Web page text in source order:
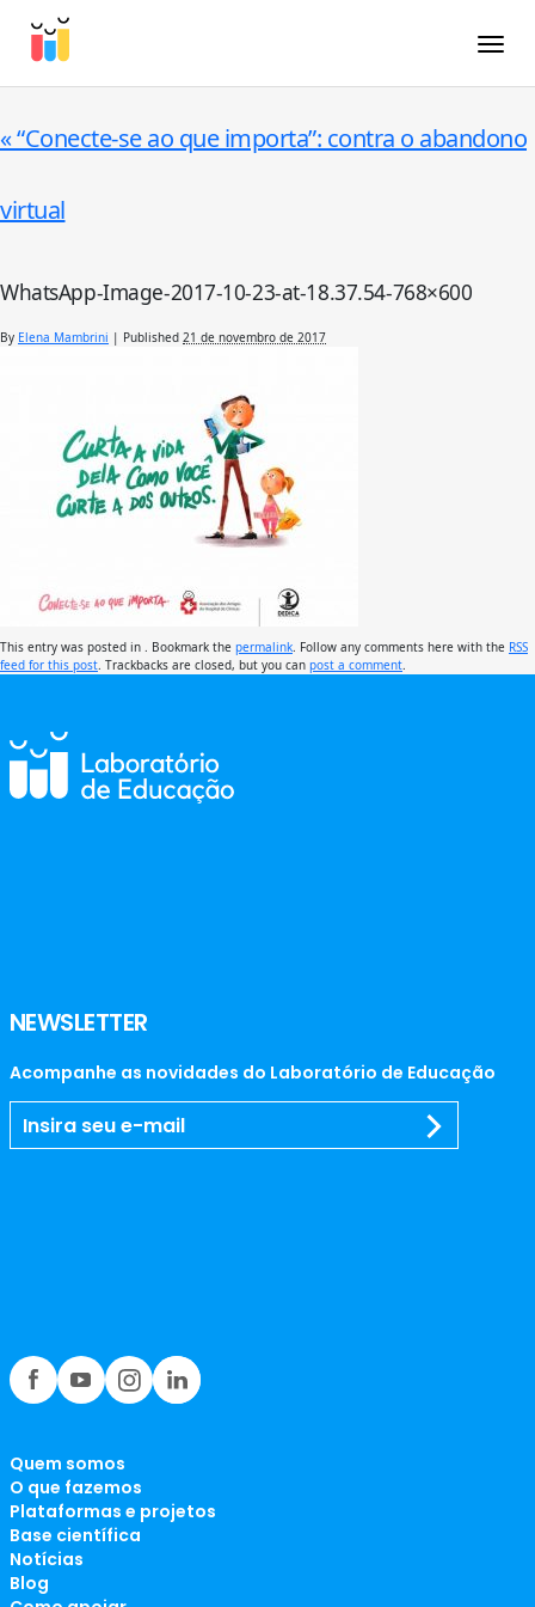
«“Conecte-se ao que importa”: contra o abandono
virtual
WhatsApp-Image-2017-10-23-at-18.37.54-768×600
By Elena Mambrini | Published 21 de novembro de 2017
This entry was posted in . Bookmark the permalink . Follow any comments here with the RSS
feed for this post . Trackbacks are closed, but you can post a comment
NEWSLETTER
Acompanhe as novidades do Laboratório de Educação
Quem somos
O que fazemos
Plataformas e projetos
Base científica
Notícias
Blog